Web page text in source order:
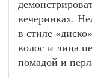
вечеринках.
в стиле
волос и лица
помадой и